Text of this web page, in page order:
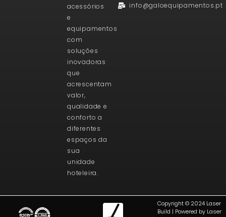
acessórios
e
equipamentos
com
soluções
inovadoras
que
acrescentam
valor,
qualidade e
conforto a
diferentes
espaços da
sua
unidade
hoteleira.
info@galoequipamentos.pt
Copyright © 2024 Laser
Build | Powered by Laser